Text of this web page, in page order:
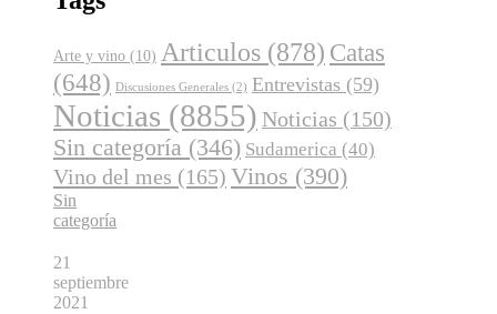
Arte y vino (10) Articulos (878) Catas
(648) Discusiones Generales (2) Entrevistas (59)
Noticias (8855) Noticias (150)
Sin categoría (346) Sudamerica (40)
Vino del mes (165) Vinos (390)
Sin
categoría
21
septiembre
2021